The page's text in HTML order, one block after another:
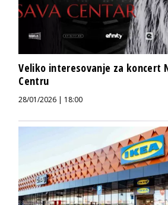
Veliko interesovanje za koncert
Centru
28/01/2026 | 18:00